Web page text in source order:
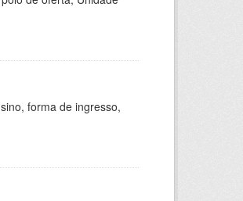
forma de ingresso,